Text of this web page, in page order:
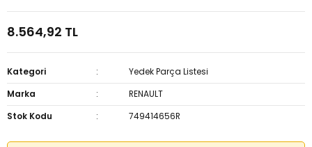
8.564,92 TL
Kategori
Yedek Parça Listesi
Marka
RENAULT
Stok Kodu
749414656R